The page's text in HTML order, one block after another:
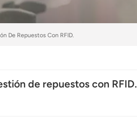
De Repuestos Con RFID.
de repuestos con RFID.